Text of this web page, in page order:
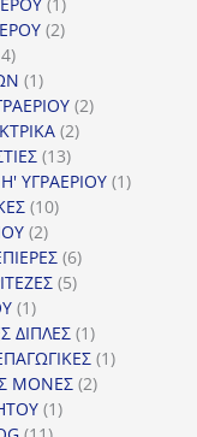
1
προϊόν
22
14
προϊόντα
11
προϊόν
22
22
1313
προϊόντα
ΥΓΡΑΕΡΙΟΥ 11
1010
22
προϊόντα
66
προϊόντα
55
11
προϊόν
ΔΙΠΛΕΣ 11
προϊόν
11
ΜΟΝΕΣ 22
11